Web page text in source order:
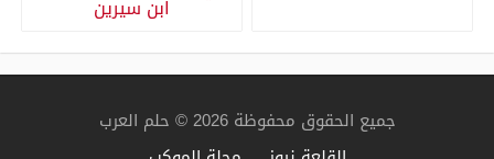
ابن سيرين
جميع الحقوق محفوظة 2026 © حلم العرب